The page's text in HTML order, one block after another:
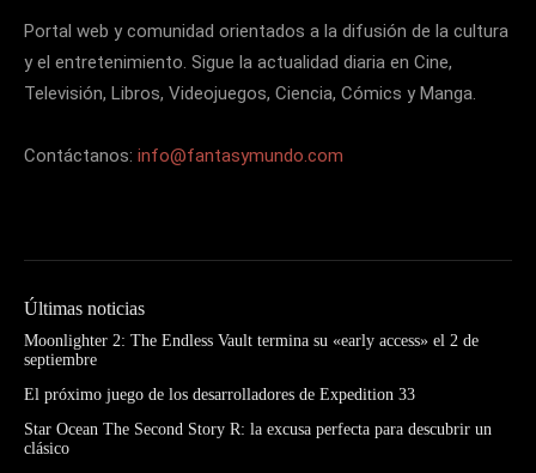
Portal web y comunidad orientados a la difusión de la cultura
y el entretenimiento. Sigue la actualidad diaria en Cine,
Televisión, Libros, Videojuegos, Ciencia, Cómics y Manga.
Contáctanos: info@fantasymundo.com
Últimas noticias
Moonlighter 2: The Endless Vault termina su «early access» el 2 de
septiembre
El próximo juego de los desarrolladores de Expedition 33
Star Ocean The Second Story R: la excusa perfecta para descubrir un
clásico